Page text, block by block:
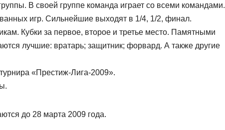
В своей группе команда играет со всеми командами.
игр. Сильнейшие выходят в 1/4, 1/2, финал.
Кубки за первое, второе и третье место. Памятными
лучшие: вратарь; защитник; форвард. А также другие
«Престиж-Лига-2009».
до 28 марта 2009 года.